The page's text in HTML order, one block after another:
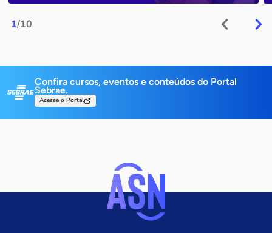
1/10
Confira cursos, eventos e conteúdos do Portal
Sebrae.
Acesse o Portal